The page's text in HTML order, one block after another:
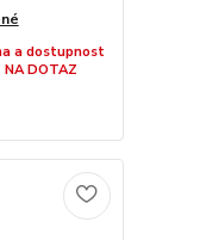
a dostupnost
NA DOTAZ